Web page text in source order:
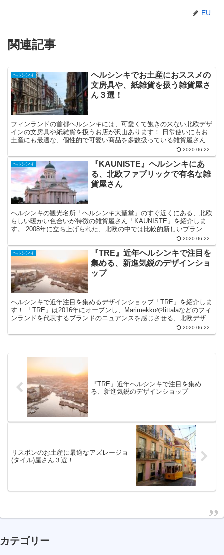
EU
関連記事
ヘルシンキ
ヘルシンキでお土産におススメの
文房具や、紙雑貨を扱う雑貨屋さ
ん３選！
フィンランドの首都ヘルシンキには、可愛くて飽きの来ない北欧デザ
インの文房具や紙雑貨を扱うお店が沢山あります！ 日常使いにもお
土産にも最適な、個性的で可愛い商品を多数扱っている雑貨屋さん、
2020.06.22
ヘルシンキ
『KAUNISTE』ヘルシンキにあ
る、北欧ファブリックで有名な雑
貨屋さん
ヘルシンキの観光名所「ヘルシンキ大聖堂」のすぐ近くにある、北欧
らしい暖かい色合いが特徴の雑貨屋さん「KAUNISTE」を紹介しま
す。 2008年に立ち上げられた、北欧の中では比較的新しいブランド
ですが、ガイドブックにも掲載される有名ブランドです。 2020.06.22
ヘルシンキ
『TRE』近年ヘルシンキで注目を
集める、新進気鋭のデザインショ
ップ
ヘルシンキで近年注目を集めるデザインショップ「TRE」を紹介しま
す！ 「TRE」は2016年にオープンし、MarimekkoやIittalaなどのフィ
ンランドを代表するブランドのニュアンスを感じさせる、北欧デザイ
2020.06.22
『TRE』近年ヘルシンキで注目を集め
る、新進気鋭のデザインショップ
リスボンのお土産に最適なアズレージョ
(タイル)屋さん３選！
カテゴリー